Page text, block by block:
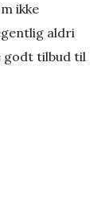
ikke
aldri
godt tilbud til